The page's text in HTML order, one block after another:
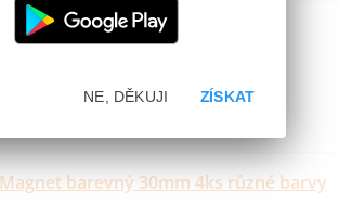
Magnetky barevné 20mm - 10ks
Magnet barevný 30mm 4ks různé barvy
ZÍSKAT
NE, DĚKUJI